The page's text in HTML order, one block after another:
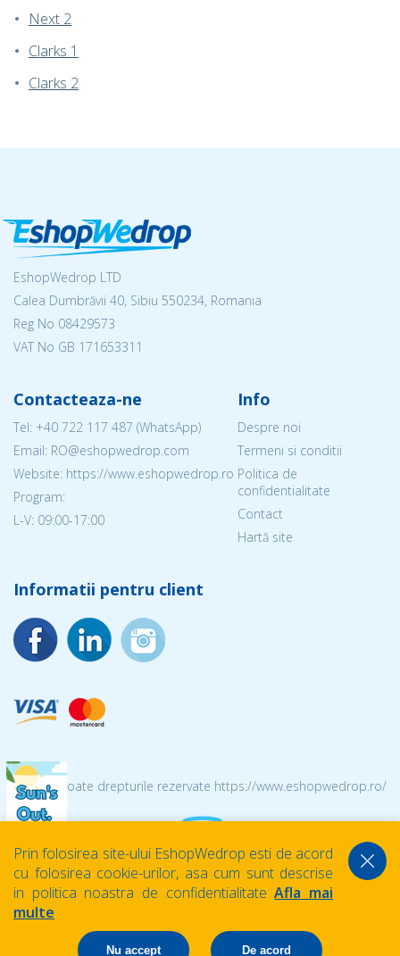
Next 2
Clarks 1
Clarks 2
EshopWedrop LTD
Calea Dumbrăvii 40, Sibiu 550234, Romania
Reg No 08429573
VAT No GB 171653311
Contacteaza-ne
Tel: +40 722 117 487 (WhatsApp)
Email: RO@eshopwedrop.com
Website: https://www.eshopwedrop.ro
Program:
L-V: 09:00-17:00
Info
Despre noi
Termeni si conditii
Politica de
confidentialitate
Contact
Hartă site
Informatii pentru client
© 2026 Toate drepturile rezervate https://www.eshopwedrop.ro/
Prin folosirea site-ului EshopWedrop esti de acord
cu folosirea cookie-urilor, asa cum sunt descrise
in politica noastra de confidentialitateAfla mai
multe
Nu accept De acord